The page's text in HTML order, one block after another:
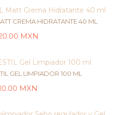
CREMA HIDRATANTE 40 ML
MXN
GEL LIMPIADOR 100 ML
MXN